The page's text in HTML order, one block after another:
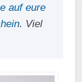
auf eure
. Viel